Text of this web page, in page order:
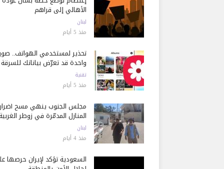
الأهالي إلى قراهم
لبنان
منذ 5 أيام
تحذير لمستخدمي الهواتف..
واحدة قد تعرّض بياناتك للسرقة
تقنية
منذ 5 أيام
مجلس الجنوب ينهي مسح أضرار
المنازل المدمّرة في زوطر الغربية
لبنان
منذ 4 أيام
السعودية تؤكد لإيران حرصها